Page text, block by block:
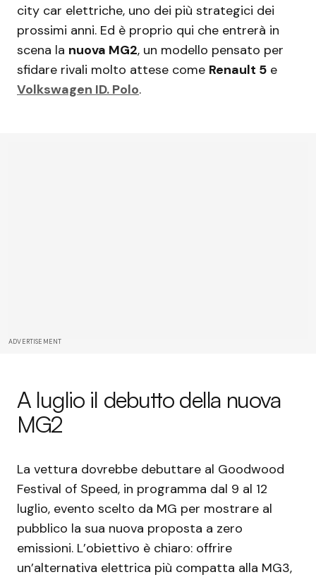
city car elettriche, uno dei più strategici dei
prossimi anni. Ed è proprio qui che entrerà in
scena la nuova MG2, un modello pensato per
sfidare rivali molto attese come Renault 5 e
Volkswagen ID. Polo.
ADVERTISEMENT
A luglio il debutto della nuova
MG2
La vettura dovrebbe debuttare al Goodwood
Festival of Speed, in programma dal 9 al 12
luglio, evento scelto da MG per mostrare al
pubblico la sua nuova proposta a zero
emissioni. L’obiettivo è chiaro: offrire
un’alternativa elettrica più compatta alla MG3,